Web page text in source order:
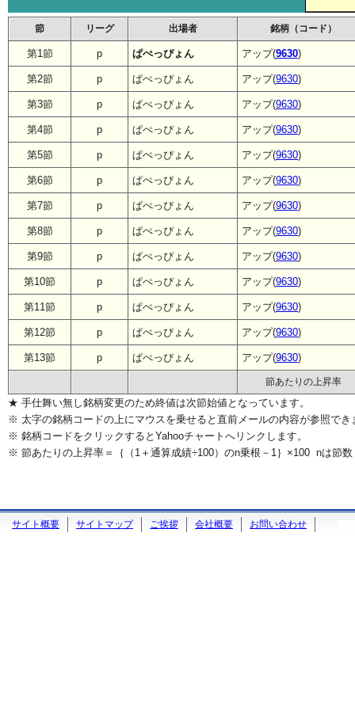
節 リーグ 出場者 銘柄（コード）
第1節 p ぱぺっぴょん アップ(9630)
第2節 p ぱぺっぴょん アップ(9630)
第3節 p ぱぺっぴょん アップ(9630)
第4節 p ぱぺっぴょん アップ(9630)
第5節 p ぱぺっぴょん アップ(9630)
第6節 p ぱぺっぴょん アップ(9630)
第7節 p ぱぺっぴょん アップ(9630)
第8節 p ぱぺっぴょん アップ(9630)
第9節 p ぱぺっぴょん アップ(9630)
第10節 p ぱぺっぴょん アップ(9630)
第11節 p ぱぺっぴょん アップ(9630)
第12節 p ぱぺっぴょん アップ(9630)
第13節 p ぱぺっぴょん アップ(9630)
節あたりの上昇率
★ 手仕舞い無し銘柄変更のため終値は次節始値となっています。
※ 太字の銘柄コードの上にマウスを乗せると直前メールの内容が参照でき
※ 銘柄コードをクリックするとYahooチャートへリンクします。
※ 節あたりの上昇率＝｛（1＋通算成績÷100）のn乗根－1｝×100 nは節数
サイト概要 サイトマップ ご挨拶 会社概要 お問い合わせ